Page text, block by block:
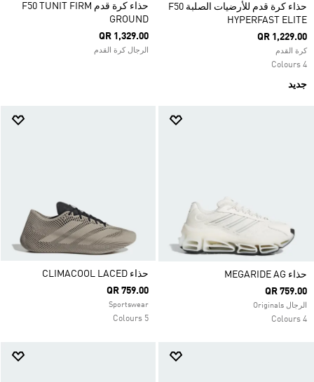
حذاء كرة قدم للأرضيات الصلبة F50
HYPERFAST ELITE
QR 1,229.00
كرة القدم
4 Colours
جديد
حذاء كرة قدم F50 TUNIT FIRM
GROUND
QR 1,329.00
الرجال كرة القدم
حذاء MEGARIDE AG
QR 759.00
الرجال Originals
4 Colours
حذاء CLIMACOOL LACED
QR 759.00
Sportswear
5 Colours